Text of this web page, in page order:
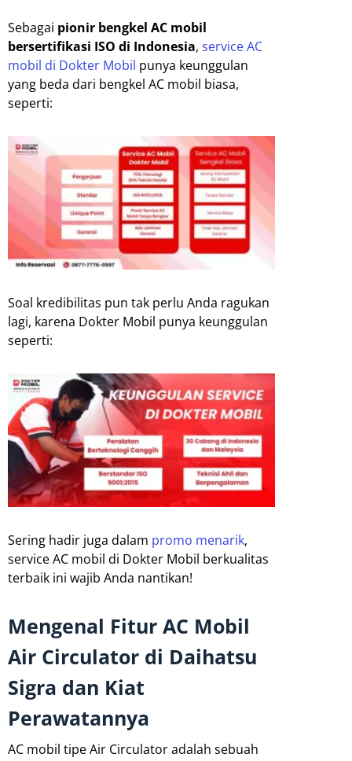
Sebagai pionir bengkel AC mobil
bersertifikasi ISO di Indonesia, service AC
mobil di Dokter Mobil punya keunggulan
yang beda dari bengkel AC mobil biasa,
seperti:
Soal kredibilitas pun tak perlu Anda ragukan
lagi, karena Dokter Mobil punya keunggulan
seperti:
Sering hadir juga dalam promo menarik,
service AC mobil di Dokter Mobil berkualitas
terbaik ini wajib Anda nantikan!
Mengenal Fitur AC Mobil
Air Circulator di Daihatsu
Sigra dan Kiat
Perawatannya
AC mobil tipe Air Circulator adalah sebuah